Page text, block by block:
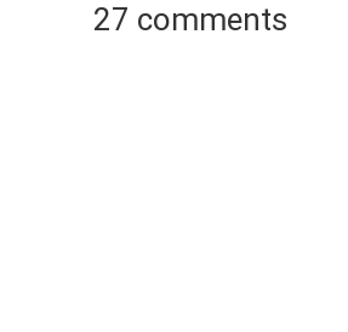
27 comments